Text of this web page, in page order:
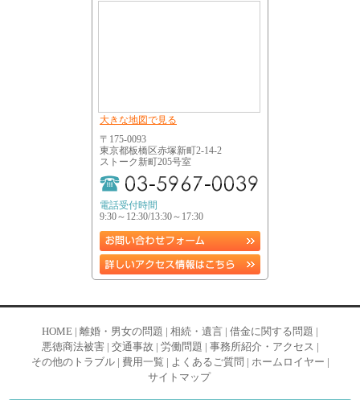
大きな地図で見る
〒175-0093
東京都板橋区赤塚新町2-14-2
ストーク新町205号室
電話受付時間
9:30～12:30/13:30～17:30
HOME | 離婚・男女の問題 | 相続・遺言 | 借金に関する問題 |
悪徳商法被害 | 交通事故 | 労働問題 | 事務所紹介・アクセス |
その他のトラブル | 費用一覧 | よくあるご質問 | ホームロイヤー |
サイトマップ